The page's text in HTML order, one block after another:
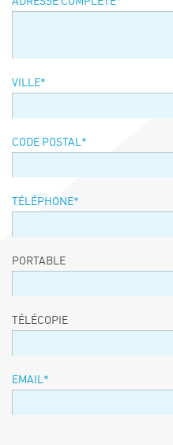
VILLE*
CODE POSTAL*
TÉLÉPHONE*
PORTABLE
TÉLÉCOPIE
EMAIL *